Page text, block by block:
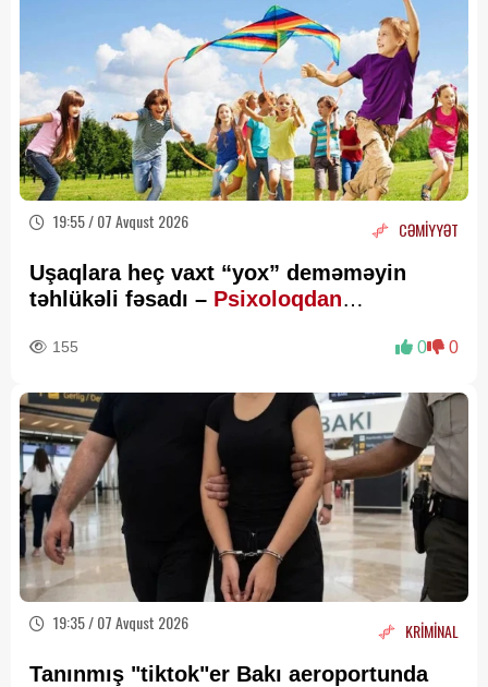
19:55 / 07 Avqust 2026 CƏMİYYƏT
Uşaqlara heç vaxt “yox” deməməyin
təhlükəli fəsadı – Psixoloqdan
155 0 0
19:35 / 07 Avqust 2026 KRİMİNAL
Tanınmış "tiktok"er Bakı aeroportunda